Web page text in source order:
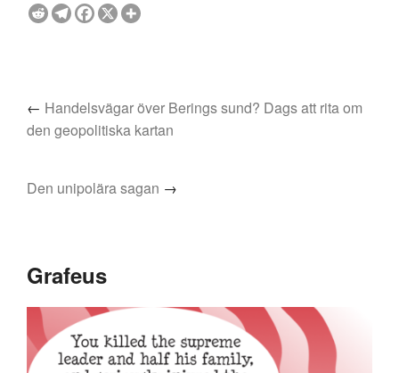
← Handelsvägar över Berings sund? Dags att rita om
den geopolitiska kartan
Den unipolära sagan →
Grafeus